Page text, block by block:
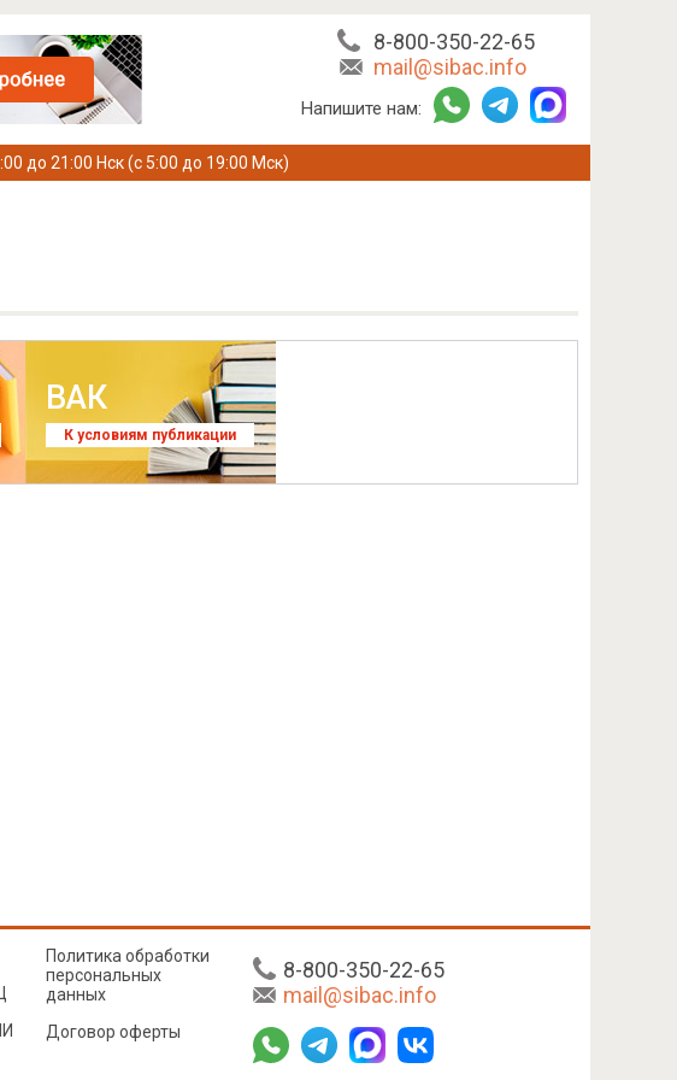
8-800-350-22-65
mail@sibac.info
Напишите нам:
до 21:00 Нск (с 5:00 до 19:00 Мск)
ВАК
К условиям публикации
8-800-350-22-65
mail@sibac.info
Политика обработки
персональных
данных
Договор оферты